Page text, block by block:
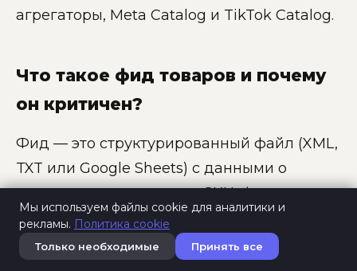
агрегаторы, Meta Catalog и TikTok Catalog.
Что такое фид товаров и почему
он критичен?
Фид — это структурированный файл (XML,
TXT или Google Sheets) с данными о
товарах: название, цена, SKU, фото,
наличие, GTIN, описание. Все рекламные
системы 2026 года (Merchant, Hotline,
Мы используем файлы cookie для аналитики и
рекламы. Политика cookie
Только необходимые Принять все